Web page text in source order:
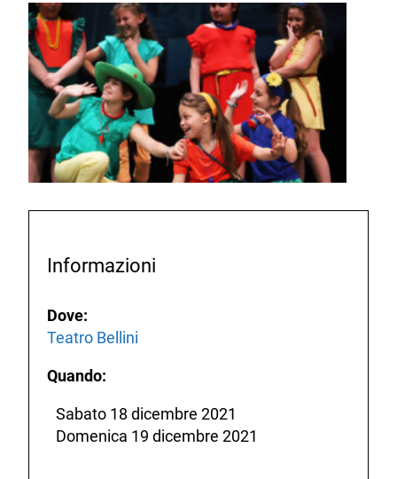
Informazioni
Dove:
Teatro Bellini
Quando:
Sabato 18 dicembre 2021
Domenica 19 dicembre 2021